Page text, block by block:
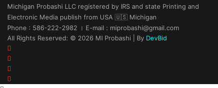
Michigan Probashi LLC registered by IRS and state Printing and
Electronic Media publish from USA 🇺🇸 Michigan
Phone : 586-222-2982 । E-mail : miprobashi@gmail.com
All Rights Reserved: © 2026 MI Probashi | By DevBid